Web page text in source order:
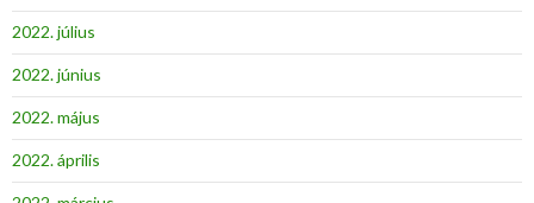
2022. július
2022. június
2022. május
2022. április